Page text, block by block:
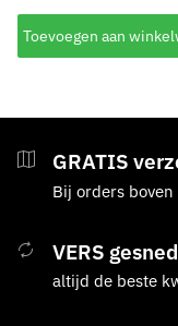
Toevoegen aan
GRATIS
Bij orders
VERS
altijd de beste